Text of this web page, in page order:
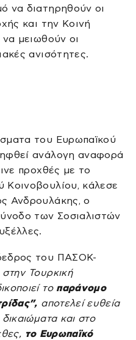
να διατηρηθούν οι
και την Κοινή
μειωθούν οι
ανισότητες.
του Ευρωπαϊκού
ανάλογη αναφορά
προχθές με το
κάλεσε
Ανδρουλάκης, ο
των Σοσιαλιστών
του ΠΑΣΟΚ-
Τουρκική
το παράνομο
αποτελεί ευθεία
και στο
το Ευρωπαϊκό